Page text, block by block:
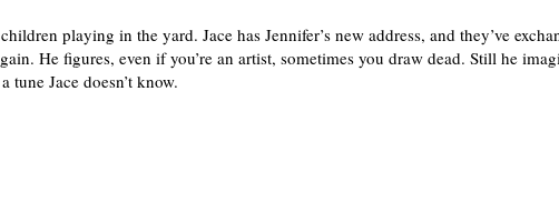
playing in the yard. Jace has Jennifer’s new address, and they’ve
He figures, even if you’re an artist, sometimes you draw dead. Still he
Jace doesn’t know.